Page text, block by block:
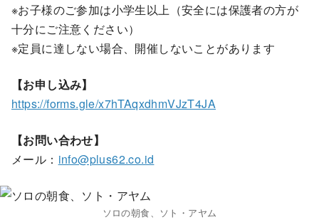
※お子様のご参加は小学生以上（安全には保護者の方が
十分にご注意ください）
※定員に達しない場合、開催しないことがあります
【お申し込み】
https://forms.gle/x7hTAqxdhmVJzT4JA
【お問い合わせ】
メール： info@plus62.co.id
ソロの朝食、ソト・アヤム